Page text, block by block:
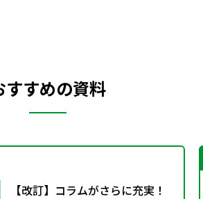
すすめの資料
【改訂】コラムがさらに充実！